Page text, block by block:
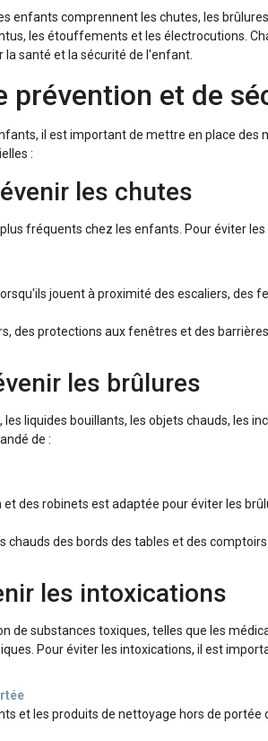
enfants comprennent les chutes, les
les étouffements et les électrocutions.
santé et la sécurité de l'enfant.
prévention et de
il est important de mettre en place des
:
les chutes
fréquents chez les enfants. Pour éviter
jouent à proximité des escaliers, des
des protections aux fenêtres et des
les brûlures
liquides bouillants, les objets chauds, les
de :
des robinets est adaptée pour éviter les
chauds des bords des tables et des comptoirs.
les intoxications
de substances toxiques, telles que les
Pour éviter les intoxications, il est
et les produits de nettoyage hors de portée